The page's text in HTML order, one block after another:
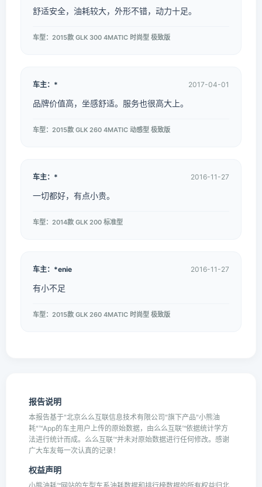
舒适安全，油耗较大，外形不错，动力十足。
车型：2015款 GLK 300 4MATIC 时尚型 极致版
车主：* 2017-04-01
品牌价值高，坐感舒适。服务也很高大上。
车型：2015款 GLK 260 4MATIC 动感型 极致版
车主：* 2016-11-27
一切都好，有点小贵。
车型：2014款 GLK 200 标准型
车主：*enie 2016-11-27
有小不足
车型：2015款 GLK 260 4MATIC 时尚型 极致版
报告说明
本报告基于"北京么么互联信息技术有限公司"旗下产品"小熊油
耗"™App的车主用户上传的原始数据，由么么互联™依据统计学方
法进行统计而成。么么互联™并未对原始数据进行任何修改。感谢
广大车友每一次认真的记录！
权益声明